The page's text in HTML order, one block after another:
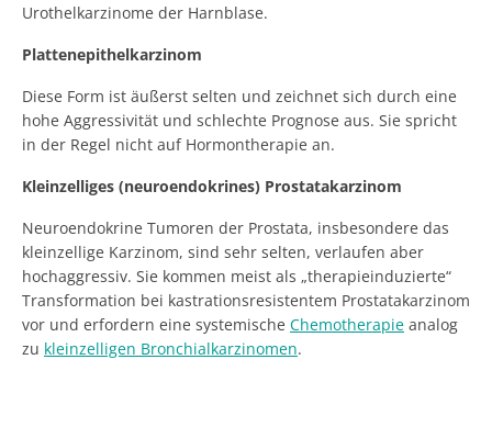
Urothelkarzinome der Harnblase.
Plattenepithelkarzinom
Diese Form ist äußerst selten und zeichnet sich durch eine
hohe Aggressivität und schlechte Prognose aus. Sie spricht
in der Regel nicht auf Hormontherapie an.
Kleinzelliges (neuroendokrines) Prostatakarzinom
Neuroendokrine Tumoren der Prostata, insbesondere das
kleinzellige Karzinom, sind sehr selten, verlaufen aber
hochaggressiv. Sie kommen meist als „therapieinduzierte“
Transformation bei kastrationsresistentem Prostatakarzinom
vor und erfordern eine systemische Chemotherapie analog
zu kleinzelligen Bronchialkarzinomen.